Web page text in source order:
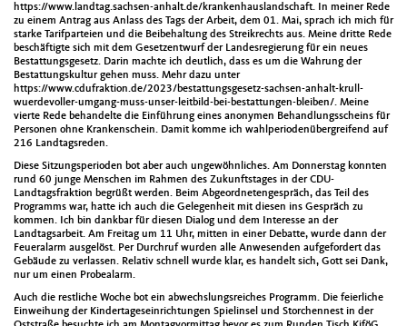
https://www.landtag.sachsen-anhalt.de/krankenhauslandschaft. In meiner Rede
zu einem Antrag aus Anlass des Tags der Arbeit, dem 01. Mai, sprach ich mich für
starke Tarifparteien und die Beibehaltung des Streikrechts aus. Meine dritte Rede
beschäftigte sich mit dem Gesetzentwurf der Landesregierung für ein neues
Bestattungsgesetz. Darin machte ich deutlich, dass es um die Wahrung der
Bestattungskultur gehen muss. Mehr dazu unter
https://www.cdufraktion.de/2023/bestattungsgesetz-sachsen-anhalt-krull-
wuerdevoller-umgang-muss-unser-leitbild-bei-bestattungen-bleiben/. Meine
vierte Rede behandelte die Einführung eines anonymen Behandlungsscheins für
Personen ohne Krankenschein. Damit komme ich wahlperiodenübergreifend auf
216 Landtagsreden.
Diese Sitzungsperioden bot aber auch ungewöhnliches. Am Donnerstag konnten
rund 60 junge Menschen im Rahmen des Zukunftstages in der CDU-
Landtagsfraktion begrüßt werden. Beim Abgeordnetengespräch, das Teil des
Programms war, hatte ich auch die Gelegenheit mit diesen ins Gespräch zu
kommen. Ich bin dankbar für diesen Dialog und dem Interesse an der
Landtagsarbeit. Am Freitag um 11 Uhr, mitten in einer Debatte, wurde dann der
Feueralarm ausgelöst. Per Durchruf wurden alle Anwesenden aufgefordert das
Gebäude zu verlassen. Relativ schnell wurde klar, es handelt sich, Gott sei Dank,
nur um einen Probealarm.
Auch die restliche Woche bot ein abwechslungsreiches Programm. Die feierliche
Einweihung der Kindertageseinrichtungen Spielinsel und Storchennest in der